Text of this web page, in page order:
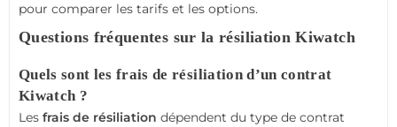
pour comparer les tarifs et les options.
Questions fréquentes sur la résiliation Kiwatch
Quels sont les frais de résiliation d’un contrat
Kiwatch ?
Les frais de résiliation dépendent du type de contrat